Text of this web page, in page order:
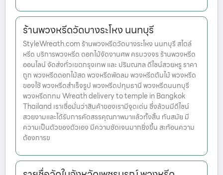
ร้านพวงหรีดวัดบางระโหง นนทบุรี
StyleWreath.com ร้านพวงหรีดวัดบางระโหง นนทบุรี สไตล์
หรีด บริการพวงหรีด ดอกไม้จัดงานศพ ครบวงจร ร้านพวงหรีด
ออนไลน์ จัดส่งทั่วเขตกรุงเทพ และ ปริมณฑล ดีไซน์สวยหรู ราคา
ถูก พวงหรีดดอกไม้สด พวงหรีดพัดลม พวงหรีดต้นไม้ พวงหรีด
ของใช้ พวงหรีดสำเร็จรูป พวงหรีดปทุมธานี พวงหรีดนนทบุรี
พวงหรีดกทม Wreath delivery to temple in Bangkok
Thailand เราเชื่อมั่นว่าสินค้าของเรามีจุดเด่น ซึ่งล้วนมีดีไซน์
สวยงามและได้รับการคัดสรรคุณภาพมาแล้วทั้งสิ้น ทันสมัย มี
ความเป็นตัวของตัวเอง มีความชัดเจนมากยิ่งขึ้น สะท้อนความ
ต้องการข